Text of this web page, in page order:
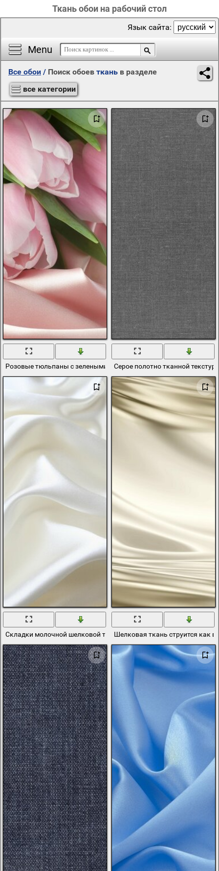
Ткань обои на рабочий стол
Menu
Язык сайта:
Все обои / Поиск обоев ткань в разделе
все категории
Розовые тюльпаны с зелеными листьями на фоне шелковой
Серое полотно тканной
Складки молочной шелковой тканиШелковая ткань струится как